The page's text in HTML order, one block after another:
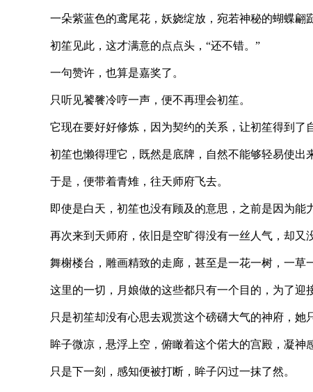
一朵紫蓝色的鸢尾花，妖娆绽放，宛若神秘的蝴蝶翩跹
初笙见此，这才满意的点点头，“还不错。”
一句赞许，也算是嘉奖了。
只听见饕餮冷哼一声，便不再理会初笙。
它现在要好好修炼，因为契约的关系，让初笙得到了自
初笙也懒得理它，既然是底牌，自然不能够轻易使出来
于是，便带着青雉，往天师府飞去。
即使是白天，初笙也没有顾及的意思，之前是因为能力太
再次来到天师府，依旧是空旷得没有一丝人气，却又没
舞榭楼台，雕画精致的走廊，甚至是一花一树，一草一
这里的一切，月娘做的这些都只有一个目的，为了迎接
只是初笙却没有心思去观赏这个磅礴大气的神府，她只
眸子微凉，悬浮上空，俯瞰着这个偌大的宫殿，凝神感
只是下一刻，感知便被打断，眸子闪过一抹了然。